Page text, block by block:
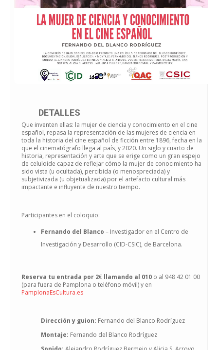
DETALLES
Que inventen ellas: la mujer de ciencia y conocimiento en el cine
español, repasa la representación de las mujeres de ciencia en
toda la historia del cine español de ficción entre 1896, fecha en la
que el cinematógrafo llega al país, y 2020. Un siglo y cuarto de
historia, representación y arte que se erige como un gran espejo
de celuloide capaz de reflejar cómo la mujer de conocimiento ha
sido vista (u ocultada), percibida (o menospreciada) y
subjetivizada (u objetualizada) por el artefacto cultural más
impactante e influyente de nuestro tiempo.
Participantes en el coloquio:
Fernando del Blanco – Investigador en el Centro de
Investigación y Desarrollo (CID-CSIC), de Barcelona.
Reserva tu entrada por 2€ llamando al 010 o al 948 42 01 00
(para fuera de Pamplona o teléfono móvil) y en
PamplonaEsCultura.es
Dirección y guion: Fernando del Blanco Rodríguez
Montaje: Fernando del Blanco Rodríguez